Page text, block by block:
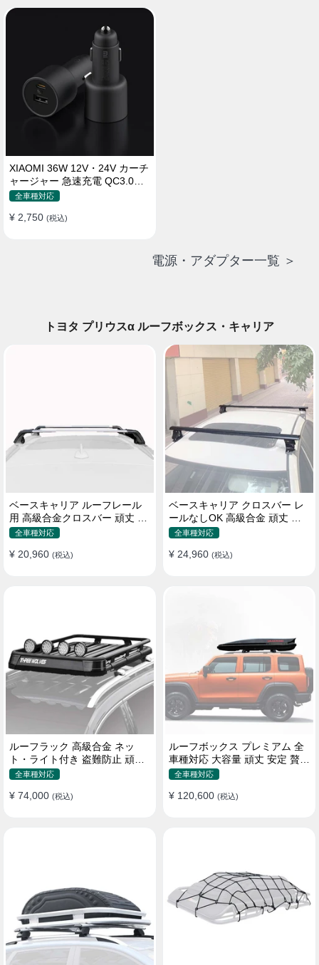
XIAOMI 36W 12V・24V カーチ
ャージャー 急速充電 QC3.0
LEDライト コンパクト 車載充
全車種対応
¥ 2,750 (税込)
電源・アダプター一覧 ＞
トヨタ プリウスα ルーフボックス・キャリア
ベースキャリア ルーフレール
用 高級合金クロスバー 頑丈 ロ
ック付き ベースラックセット
全車種対応
¥ 20,960 (税込)
ベースキャリア クロスバー レ
ールなしOK 高級合金 頑丈 ロ
ック付き ベースラックセット
全車種対応
¥ 24,960 (税込)
ルーフラック 高級合金 ネッ
ト・ライト付き 盗難防止 頑丈
安定 分離式 大容量 ベースキャ
全車種対応
¥ 74,000 (税込)
ルーフボックス プレミアム 全
車種対応 大容量 頑丈 安定 贅沢
使い心地 おしゃれ 多色 車用ラ
全車種対応
¥ 120,600 (税込)